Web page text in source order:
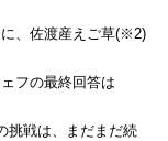
、佐渡産えご草(※2)
フの最終回答は
挑戦は、まだまだ続